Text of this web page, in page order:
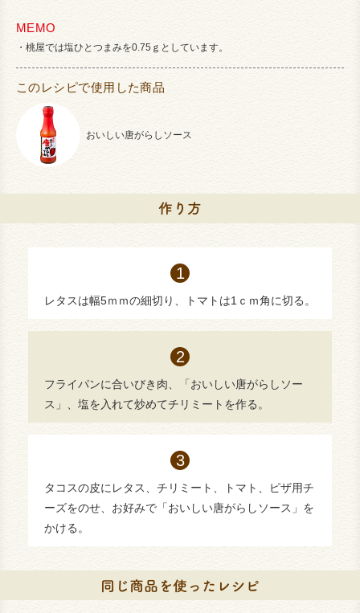
MEMO
桃屋では塩ひとつまみを0.75ｇとしています。
このレシピで使用した商品
おいしい唐がらしソース
レタスは幅5ｍｍの細切り、トマトは1ｃｍ角に切る。
フライパンに合いびき肉、「おいしい唐がらしソー
ス」、塩を入れて炒めてチリミートを作る。
タコスの皮にレタス、チリミート、トマト、ピザ用チ
ーズをのせ、お好みで「おいしい唐がらしソース」を
かける。